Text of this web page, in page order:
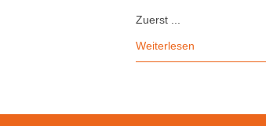
Zuerst ...
Weiterlesen